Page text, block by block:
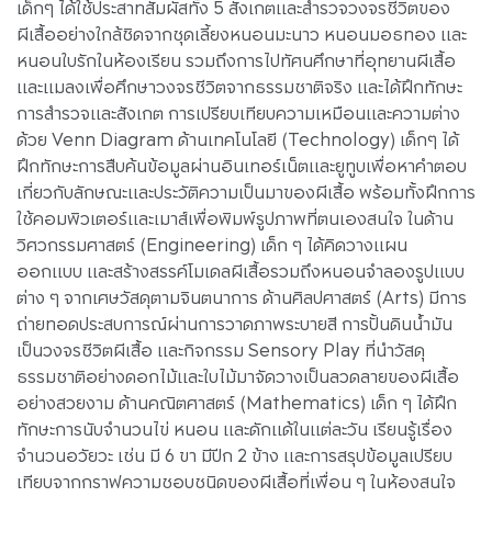
เด็กๆ ได้ใช้ประสาทสัมผัสทั้ง 5 สังเกตและสำรวจวงจรชีวิตของ
ผีเสื้ออย่างใกล้ชิดจากชุดเลี้ยงหนอนมะนาว หนอนมอธทอง และ
หนอนใบรักในห้องเรียน รวมถึงการไปทัศนศึกษาที่อุทยานผีเสื้อ
และแมลงเพื่อศึกษาวงจรชีวิตจากธรรมชาติจริง และได้ฝึกทักษะ
การสำรวจและสังเกต การเปรียบเทียบความเหมือนและความต่าง
ด้วย Venn Diagram ด้านเทคโนโลยี (Technology) เด็กๆ ได้
ฝึกทักษะการสืบค้นข้อมูลผ่านอินเทอร์เน็ตและยูทูบเพื่อหาคำตอบ
เกี่ยวกับลักษณะและประวัติความเป็นมาของผีเสื้อ พร้อมทั้งฝึกการ
ใช้คอมพิวเตอร์และเมาส์เพื่อพิมพ์รูปภาพที่ตนเองสนใจ ในด้าน
วิศวกรรมศาสตร์ (Engineering) เด็ก ๆ ได้คิดวางแผน
ออกแบบ และสร้างสรรค์โมเดลผีเสื้อรวมถึงหนอนจำลองรูปแบบ
ต่าง ๆ จากเศษวัสดุตามจินตนาการ ด้านศิลปศาสตร์ (Arts) มีการ
ถ่ายทอดประสบการณ์ผ่านการวาดภาพระบายสี การปั้นดินน้ำมัน
เป็นวงจรชีวิตผีเสื้อ และกิจกรรม Sensory Play ที่นำวัสดุ
ธรรมชาติอย่างดอกไม้และใบไม้มาจัดวางเป็นลวดลายของผีเสื้อ
อย่างสวยงาม ด้านคณิตศาสตร์ (Mathematics) เด็ก ๆ ได้ฝึก
ทักษะการนับจำนวนไข่ หนอน และดักแด้ในแต่ละวัน เรียนรู้เรื่อง
จำนวนอวัยวะ เช่น มี 6 ขา มีปีก 2 ข้าง และการสรุปข้อมูลเปรียบ
เทียบจากกราฟความชอบชนิดของผีเสื้อที่เพื่อน ๆ ในห้องสนใจ